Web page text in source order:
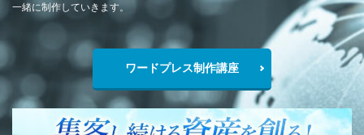
一緒に制作していきます。
ワードプレス制作講座